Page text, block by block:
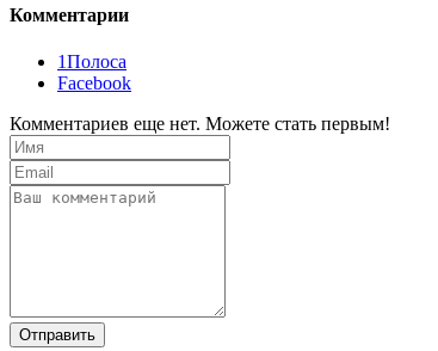
Комментарии
1Полоса
Facebook
Комментариев еще нет. Можете стать первым!
Отправить